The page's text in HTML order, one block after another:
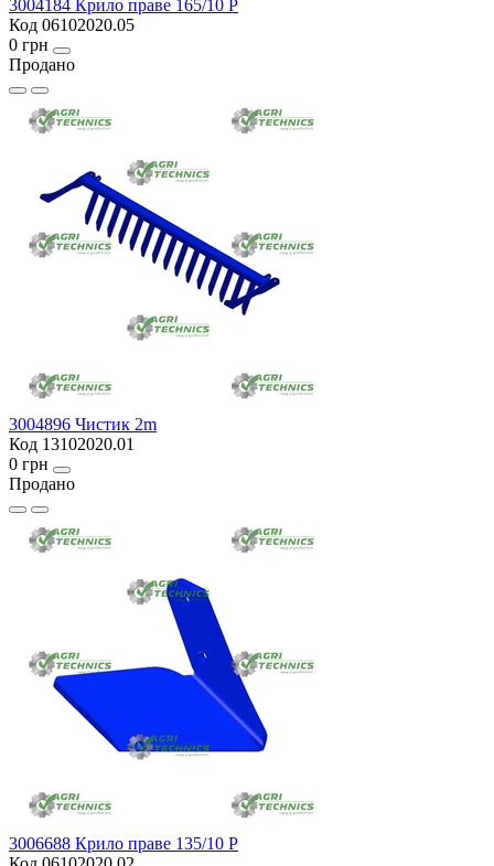
3004184 Крило праве 165/10 P
Код 06102020.05
0 грн
Продано
3004896 Чистик 2m
Код 13102020.01
0 грн
Продано
3006688 Крило праве 135/10 P